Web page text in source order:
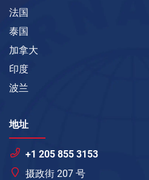
法国
泰国
加拿大
印度
波兰
地址
+1 205 855 3153
摄政街 207 号